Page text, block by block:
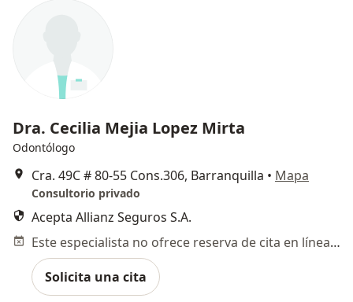
Dra. Cecilia Mejia Lopez Mirta
Odontólogo
Cra. 49C # 80-55 Cons.306, Barranquilla • Mapa
Consultorio privado
Acepta Allianz Seguros S.A.
Este especialista no ofrece reserva de cita en línea en esta dirección.
Solicita una cita